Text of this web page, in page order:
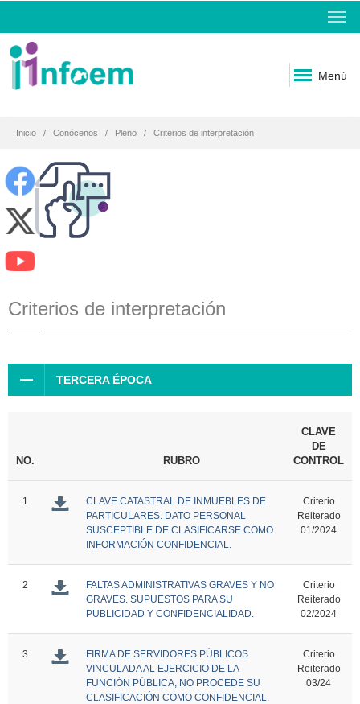
Menú
Inicio Conócenos Pleno Criterios de interpretación
Criterios de interpretación
TERCERA ÉPOCA
NO. RUBRO
CLAVE
DE
CONTROL
1
CLAVE CATASTRAL DE INMUEBLES DE
PARTICULARES. DATO PERSONAL
SUSCEPTIBLE DE CLASIFICARSE COMO
INFORMACIÓN CONFIDENCIAL.
Criterio
Reiterado
01/2024
2
FALTAS ADMINISTRATIVAS GRAVES Y NO
GRAVES. SUPUESTOS PARA SU
PUBLICIDAD Y CONFIDENCIALIDAD.
Criterio
Reiterado
02/2024
3
FIRMA DE SERVIDORES PÚBLICOS
VINCULADA AL EJERCICIO DE LA
FUNCIÓN PÚBLICA, NO PROCEDE SU
CLASIFICACIÓN COMO CONFIDENCIAL.
Criterio
Reiterado
03/24